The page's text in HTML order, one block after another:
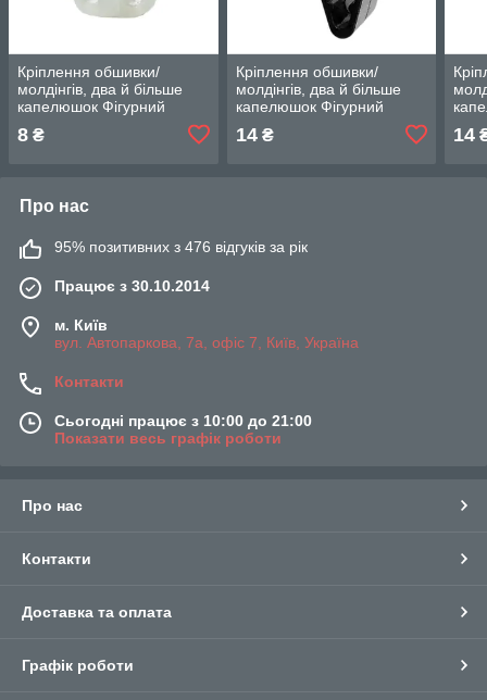
Кріплення обшивки/
молдінгів, два й більше
капелюшок Фігурний
капелюх — Honda CR-V
8 ₴
Кріплення обшивки/
молдінгів, два й більше
капелюшок Фігурний
капелюх — Honda CR-V
14₴ 14
Про нас
95% позитивних з 476 відгуків за рік
Працює з 30.10.2014
м. Київ
вул. Автопаркова, 7а, офіс 7, Київ, Україна
Контакти
Сьогодні працює з 10:00 до 21:00
Показати весь графік роботи
Про нас
Контакти
Доставка та оплата
Графік роботи